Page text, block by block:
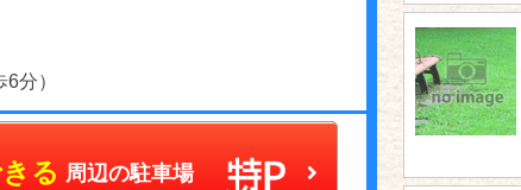
分）
る 周辺の駐車場